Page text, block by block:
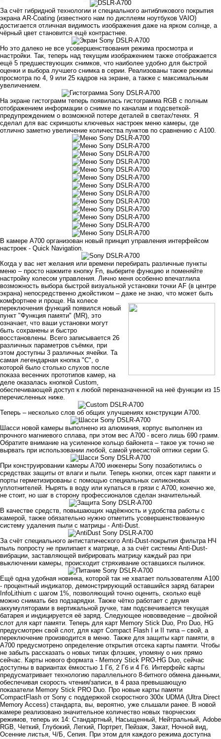
За счёт гибридной технологии и специального антибликового покрытия
экрана AR-Coating (известного нам по дисплеям ноутбуков VAIO)
достигается отличная видимость изображения даже на ярком солнце, а
чёрный цвет становится ещё контрастнее.
Но это далеко не все усовершенствования режима просмотра и
настройки. Так, теперь над текущим изображением также отображается
ещё 5 предшествующих снимков, что наиболее удобно для быстрой
оценки и выбора лучшего снимка в серии. Реализованы также режимы
просмотра по 4, 9 или 25 кадров на экране, а также с максимальным
увеличением.
На экране гистограмм теперь появилась гистограмма RGB с полным
отображением информации о снимке по каналам и подсветкой-
предупреждением о возможной потере деталей в светах/тенях. Я
сделал для вас скриншоты ключевых настроек меню камеры, где
отлично заметно увеличение количества пунктов по сравнению с А100.
В камере A700 организован новый принцип управления интерфейсом
настроек - Quick Navigation.
Когда у вас нет желания или времени перебирать различные пункты
меню – просто нажмите кнопку Fn, выберите функцию и поменяйте
настройку колесом управления. Лично меня особенно впечатлила
возможность выбора быстрой визуальной установки точки AF (в центре
экрана) непосредственно джойстиком – даже не знаю, что может быть
комфортнее и проще. На колесе
переключения функций появился новый
пункт "Функция памяти" (MR), это
означает, что ваши установки могут
быть сохранены и быстро
восстановлены. Всего записывается 26
различных параметров съёмки, при
этом доступны 3 различных ячейки. Та
самая легендарная кнопка "С", о
которой было столько слухов после
показа весенних прототипов камер, на
деле оказалась кнопкой Custom,
обеспечивающей доступ к любой переназначенной на неё функции из 15
перечисленных ниже.
Теперь – несколько слов об общих улучшениях конструкции A700.
Шасси новой камеры выполнено из алюминия, корпус выполнен из
прочного магниевого сплава, при этом вес A700 - всего лишь 690 грамм.
Обратите внимание на усиленное кольцо байонета – такое уж точно не
вырвать при использовании любой, самой увесистой оптики серии G.
При конструировании камеры A700 инженеры Sony позаботились о
средствах защиты от влаги и пыли. Теперь кнопки, отсек карт памяти и
порты герметизированы с помощью специальных силиконовых
уплотнителей. Нырять в воду или купаться в грязи с A700, конечно же,
не стоит, но шаг в сторону профессионалов сделан значительный.
В качестве средств, повышающих надёжность и удобства работы с
камерой, также обязательно нужно отметить усовершенствованную
систему удаления пыли с матрицы - Anti-Dust.
За счёт специального антистатического Anti-Dust-покрытия фильтра НЧ
пыль попросту не прилипает к матрице, а за счёт системы Anti-Dust-
вибрации, заставляющей вибрировать матрицу каждый раз при
выключении камеры, происходит стряхивание оставшихся пылинок.
Ещё одна удобная новинка, которой так не хватает пользователям А100
- процентный индикатор, демонстрирующий оставшийся заряд батареи
InfoLithium с шагом 1%, позволяющий точно оценить, сколько ещё
можно снимать без подзарядки. Также чётко работает с двумя
аккумуляторами в вертикальной ручке, там подсвечивается текущая
батарея и индицируется её заряд. Следующее нововведение – двойной
слот для карт памяти. Теперь для карт Memory Stick Duo, Pro Duo, HG
предусмотрен свой слот, для карт Compact Flash I и II типа – свой, а
переключение производится в меню. Также для защиты карт памяти, в
A700 предусмотрено определение открытия отсека карты памяти. Чтобы
не забыть рассказать о новых типах флэшек, упомяну о них прямо
сейчас. Карты нового формата - Memory Stick PRO-HG Duo, сейчас
доступны в вариантах ёмкостью 1 Гб, 2 Гб и 4 Гб. Интерфейс карты
предусматривает технологию параллельного 8-битного обмена данными,
обеспечивая скорость чтения/записи, в 4 раза превышающую
показатели Memory Stick PRO Duo. Про новые карты памяти
CompactFlash от Sony с поддержкой скоростного 300x UDMA (Ultra Direct
Memory Access) стандарта, вы, вероятно, уже слышали ранее. В новой
камере реализовано значительное количество новых творческих
режимов, теперь их 14: Стандартный, Насыщенный, Нейтральный, Adobe
RGB, Четкий, Глубокий, Легкий, Портрет, Пейзаж, Закат, Ночной вид,
Осенние листья, Ч/Б, Сепия. При этом для каждого режима доступна